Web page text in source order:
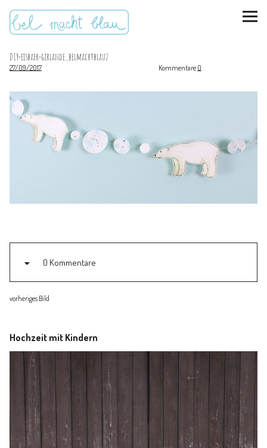
instagram
pinterestbloglovin
Malen + basteln
Kinderzimmer
Mathe für Mamas
DIY-eisbaer-girlande_belmachtblau2
27/09/2017 Kommentare 0
0 Kommentare
vorheriges Bild
Hochzeit mit Kindern